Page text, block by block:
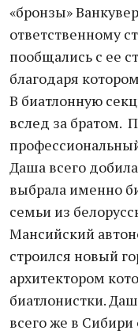
«бронзы»
ответственному
пообщались с ее
благодаря
В биатлонную
вслед за братом.
Даша всего
выбрала именно
семьи из
Мансийский
строился новый
архитектором
биатлонистки.
всего же в Сибири